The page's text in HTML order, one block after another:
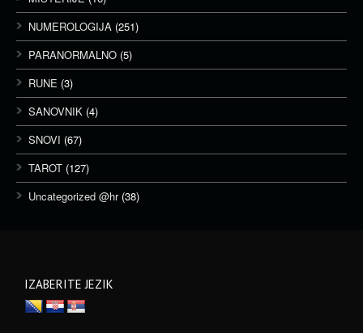
NUMEROLOGIJA (251)
PARANORMALNO (5)
RUNE (3)
SANOVNIK (4)
SNOVI (67)
TAROT (127)
Uncategorized @hr(38)
IZABERITE JEZIK